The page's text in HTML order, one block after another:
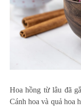
Hoa hồng từ lâu đã
Cánh hoa và quả hoa